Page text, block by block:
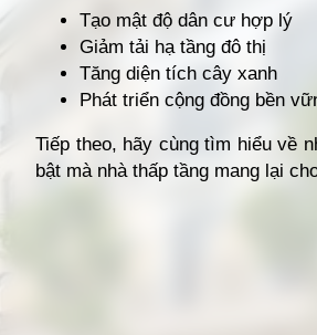
Tạo mật độ dân cư hợp lý
Giảm tải hạ tầng đô thị
Tăng diện tích cây xanh
Phát triển cộng đồng bền
Tiếp theo, hãy cùng tìm hiểu về
bật mà nhà thấp tầng mang lại